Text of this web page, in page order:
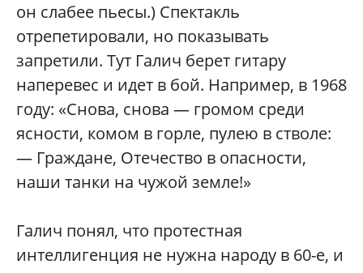
он слабее пьесы.) Спектакль
отрепетировали, но показывать
запретили. Тут Галич берет гитару
наперевес и идет в бой. Например, в 1968
году: «Снова, снова — громом среди
ясности, комом в горле, пулею в стволе:
— Граждане, Отечество в опасности,
наши танки на чужой земле!»
Галич понял, что протестная
интеллигенция не нужна народу в 60-е, и